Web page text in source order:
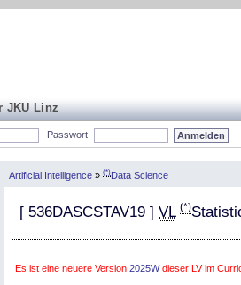
JKU Linz
Passwort
Artificial Intelligence » (*)Data Science
[ 536DASCSTAV19 ] VL (*)
Es ist eine neuere Version 2025Wdieser LV im